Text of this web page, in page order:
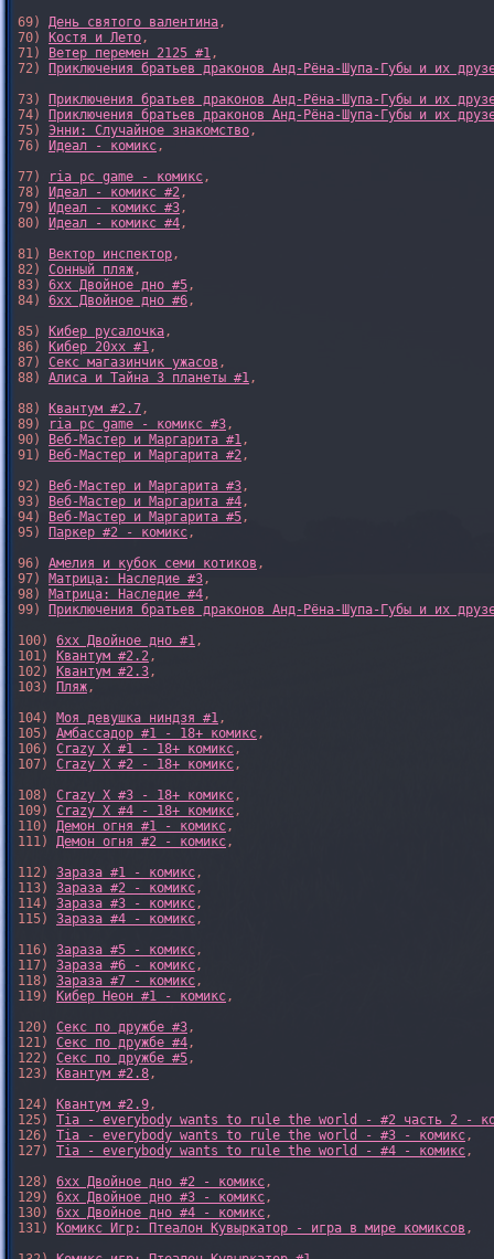
69) День святого валентина,
70)
Костя и Лето,
71)
Ветер перемен 2125 #1,
72)
Приключения братьев драконов Анд-Рёна-Шупа-Губы и их
73)
Приключения братьев драконов Анд-Рёна-Шупа-Губы и их
74)
Приключения братьев драконов Анд-Рёна-Шупа-Губы и их
75) Энни: Случайное знакомство,
76)
Идеал - комикс,
77)
ria pc game - комикс,
78)
Идеал - комикс #2,
79)
Идеал - комикс #3,
80)
Идеал - комикс #4,
81)
Вектор инспектор,
82) Сонный пляж,
83) 6xx Двойное дно #5,
84) 6xx Двойное дно #6,
85)
Кибер русалочка,
86)
Кибер 20xx #1,
87) Секс магазинчик ужасов ,
88) Алиса и Тайна 3 планеты #1,
88)
Квантум #2.7,
89)
ria pc game - комикс #3,
90)
Веб-Мастер и Маргарита #1,
91)
Веб-Мастер и Маргарита #2,
92)
Веб-Мастер и Маргарита #3,
93)
Веб-Мастер и Маргарита #4,
94)
Веб-Мастер и Маргарита #5,
95)
Паркер #2 - комикс,
96) Амелия и кубок семи котиков ,
97) Матрица: Наследие #3,
98) Матрица: Наследие #4,
99)
Приключения братьев драконов Анд-Рёна-Шупа-Губы и их
100) 6xx Двойное дно #1,
101)
Квантум #2.2,
102)
Квантум #2.3,
103)
Пляж,
104) Моя девушка ниндзя #1,
105) Амбассадор #1 - 18+ комикс,
106) Crazy X #1 - 18+ комикс,
107) Crazy X #2 - 18+ комикс,
108) Crazy X #3 - 18+ комикс,
109) Crazy X #4 - 18+ комикс,
110) Демон огня #1 - комикс,
111) Демон огня #2 - комикс,
112) Зараза #1 - комикс,
113) Зараза #2 - комикс,
114) Зараза #3 - комикс,
115) Зараза #4 - комикс,
116) Зараза #5 - комикс,
117) Зараза #6 - комикс,
118) Зараза #7 - комикс,
119)
Кибер Неон #1 - комикс,
120) Секс по дружбе #3,
121) Секс по дружбе #4,
122) Секс по дружбе #5,
123)
Квантум #2.8,
124)
Квантум #2.9,
125) Tia - everybody wants to rule the world - #2 часть 2 -
126) Tia - everybody wants to rule the world - #3 - комикс,
127) Tia - everybody wants to rule the world - #4 - комикс,
128) 6xx Двойное дно #2 - комикс,
129) 6xx Двойное дно #3 - комикс,
130) 6xx Двойное дно #4 - комикс,
131)
Комикс Игр: Птеалон Кувыркатор - игра в мире комиксов ,